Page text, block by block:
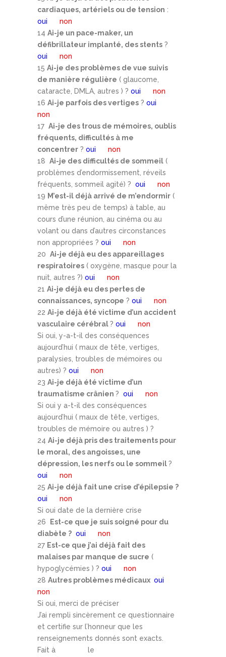
cardiaques, artériels ou de tension :
oui
non
14 Ai-je un pace-maker, un
défibrillateur implanté, des stents ?
oui
non
15 Ai-je des problèmes de vue suivis
de manière régulière ( glaucome,
cataracte, DMLA, autres ) ? oui
non
16 Ai-je parfois des vertiges ? oui
non
17 Ai-je des trous de mémoires, oublis
fréquents, difficultés à me
concentrer ? oui
non
18 Ai-je des difficultés de sommeil (
problèmes d’endormissement, réveils
fréquents, sommeil agité) ? oui
non
19 M’est-il déjà arrivé de m’endormir (
même très peu de temps) à table, au
cours d’une réunion, au cinéma ou au
volant ou dans d’autres circonstances
non appropriées ? oui
non
20 Ai-je déjà eu des appareillages
respiratoires ( oxygène, masque pour la
nuit, autres ?) oui
non
21 Ai-je déjà eu des pertes de
connaissances, syncope ? oui
non
22 Ai-je déjà été victime d’un accident
vasculaire cérébral? oui
non
Si oui, y-a-t-il des conséquences
aujourd’hui ( maux de tête, vertiges,
paralysies, troubles de mémoires ou
autres) ? oui
non
23 Ai-je déjà été victime d’un
traumatisme crânien ? oui
non
Si oui y a-t-il des conséquences
aujourd’hui ( maux de tête, vertiges,
troubles de mémoire ou autres ) ?
24 Ai-je déjà pris des traitements pour
le moral, des angoisses, une
dépression, les nerfs ou le sommeil?
oui
non
25 Ai-je déjà fait une crise d’épilepsie ?
oui
non
Si oui date de la dernière crise
26
Est-ce que je suis soigné pour du
diabète ? oui
non
27 Est-ce que j’ai déjà fait des
malaises par manque de sucre (
hypoglycémies ) ? oui
non
28 Autres problèmes médicaux oui
non
Si oui, merci de préciser
J’ai rempli sincèrement ce questionnaire
et certifie sur l’honneur que les
renseignements donnés sont exacts.
Fait à le